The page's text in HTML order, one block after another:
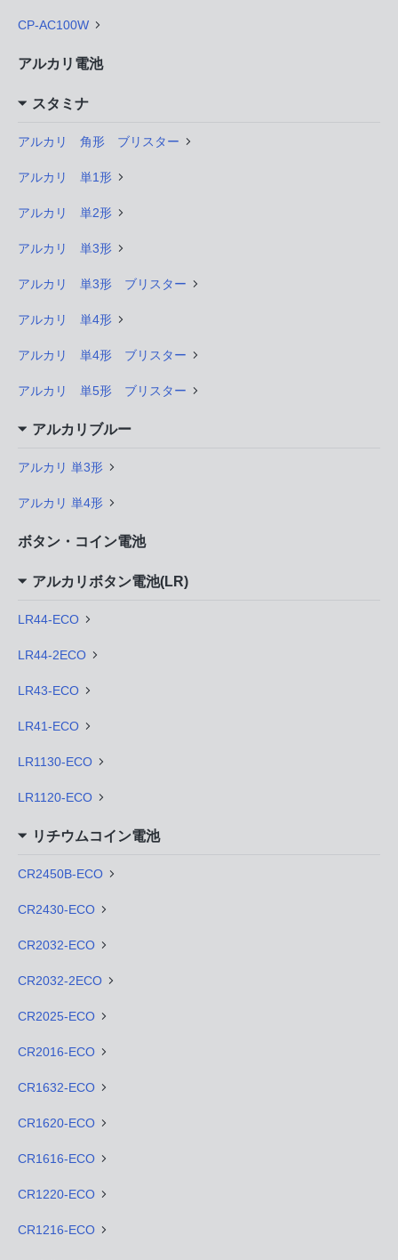
CP-AC100W
アルカリ電池
スタミナ
アルカリ 角形 ブリスター
アルカリ 単1形
アルカリ 単2形
アルカリ 単3形
アルカリ 単3形 ブリスター
アルカリ 単4形
アルカリ 単4形 ブリスター
アルカリ 単5形 ブリスター
アルカリブルー
アルカリ 単3形
アルカリ 単4形
ボタン・コイン電池
アルカリボタン電池(LR)
LR44-ECO
LR44-2ECO
LR43-ECO
LR41-ECO
LR1130-ECO
LR1120-ECO
リチウムコイン電池
CR2450B-ECO
CR2430-ECO
CR2032-ECO
CR2032-2ECO
CR2025-ECO
CR2016-ECO
CR1632-ECO
CR1620-ECO
CR1616-ECO
CR1220-ECO
CR1216-ECO